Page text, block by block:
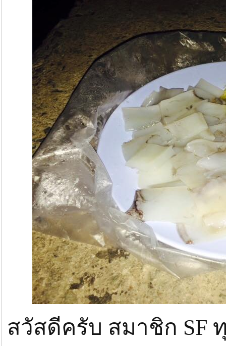
สวัสดีครับ สมาชิก SF